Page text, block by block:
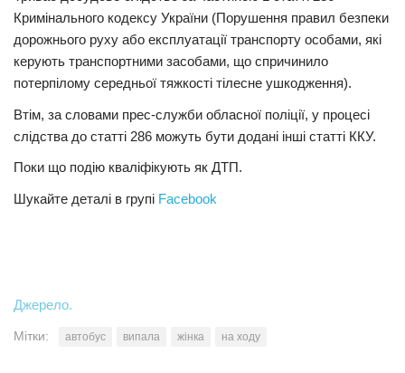
Кримінального кодексу України (Порушення правил безпеки
дорожнього руху або експлуатації транспорту особами, які
керують транспортними засобами, що спричинило
потерпілому середньої тяжкості тілесне ушкодження).
Втім, за словами прес-служби обласної поліції, у процесі
слідства до статті 286 можуть бути додані інші статті ККУ.
Поки що подію кваліфікують як ДТП.
Шукайте деталі в групі Facebook
Джерело.
Мітки: автобус випала жінка на ходу